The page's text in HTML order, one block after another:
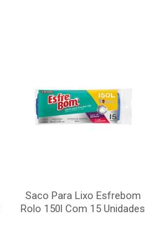
Saco Para Lixo Esfrebom
Rolo 150l Com 15 Unidades